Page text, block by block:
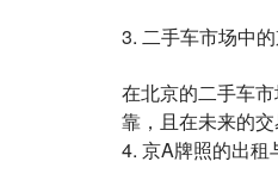
3. 二手车市场中
在北京的二手车
靠，且在未来的
4. 京A牌照的出租